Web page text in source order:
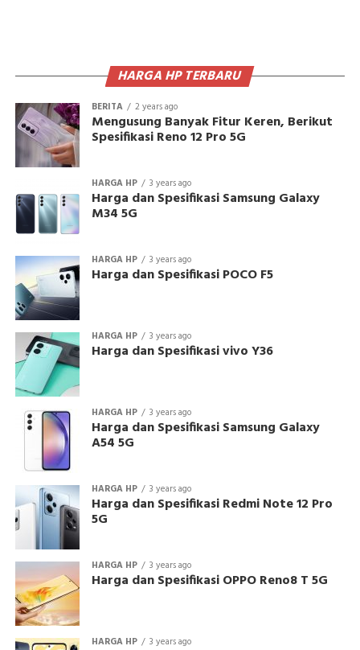
HARGA HP TERBARU
BERITA 2 years ago
Mengusung Banyak Fitur Keren, Berikut
Spesifikasi Reno 12 Pro 5G
HARGA HP 3 years ago
Harga dan Spesifikasi Samsung Galaxy
M34 5G
HARGA HP 3 years ago
Harga dan Spesifikasi POCO F5
HARGA HP 3 years ago
Harga dan Spesifikasi vivo Y36
HARGA HP 3 years ago
Harga dan Spesifikasi Samsung Galaxy
A54 5G
HARGA HP 3 years ago
Harga dan Spesifikasi Redmi Note 12 Pro
5G
HARGA HP 3 years ago
Harga dan Spesifikasi OPPO Reno8 T 5G
HARGA HP 3 years ago